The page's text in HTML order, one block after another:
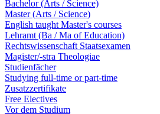
Bachelor (Arts / Science)
Master (Arts / Science)
English taught Master's courses
Lehramt (Ba / Ma of Education)
Rechtswissenschaft Staatsexamen
Magister/-stra Theologiae
Studienfächer
Studying full-time or part-time
Zusatzzertifikate
Free Electives
Vor dem Studium